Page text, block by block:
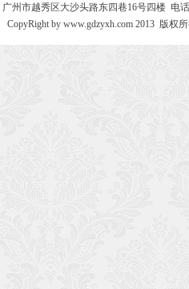
州市越秀区大沙头路东四巷16号四楼 电话
CopyRight by www.gdzyxh.com 2013 版